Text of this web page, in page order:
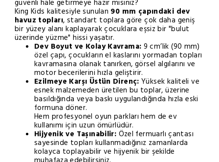
güvenli hale getirmeye hazır mısınız?
King Kids kalitesiyle sunulan 90 mm çapındaki dev
havuz topları, standart toplara göre çok daha geniş
bir yüzey alanı kaplayarak çocuklara eşsiz bir "bulut
üzerinde yüzme" hissi yaşatır.
Dev Boyut ve Kolay Kavrama: 9 cm’lik (90 mm)
özel çapı, çocukların el kaslarını yormadan topları
kavramasına olanak tanırken, görsel algılarını ve
motor becerilerini hızla geliştirir.
Ezilmeye Karşı Üstün Direnç: Yüksek kaliteli ve
esnek malzemeden üretilen bu toplar, üzerine
basıldığında veya baskı uygulandığında hızla eski
formuna döner.
Hem profesyonel oyun parkları hem de ev
kullanımı için uzun ömürlüdür.
Hijyenik ve Taşınabilir: Özel fermuarlı çantası
sayesinde topları kullanmadığınız zamanlarda
kolayca toplayabilir ve hijyenik bir şekilde